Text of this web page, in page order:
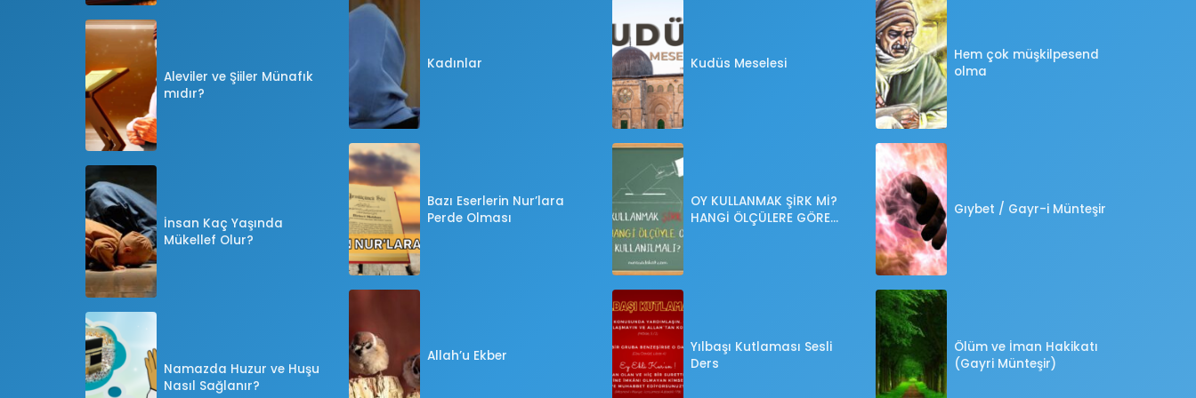
Aleviler ve Şiiler Münafık
mıdır?
İnsan Kaç Yaşında
Mükellef Olur?
Namazda Huzur ve Huşu
Nasıl Sağlanır?
Kadınlar
Bazı Eserlerin Nur’lara
Perde Olması
Allah’u Ekber
Kudüs Meselesi
OY KULLANMAK ŞİRK Mİ?
HANGİ ÖLÇÜLERE GÖRE
Yılbaşı Kutlaması Sesli
Ders
Hem çok müşkilpesend
olma
Gıybet / Gayr-i Münteşir
Ölüm ve İman Hakikatı
(Gayri Münteşir)